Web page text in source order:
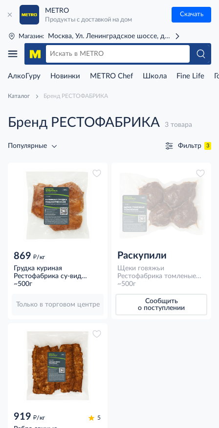
METRO
Продукты с доставкой на дом
Скачать
Магазин: Москва, Ул. Ленинградское шоссе, д. 71Г (м. Речной
АлкоГуру Новинки METRO Chef Школа Fine Life
Каталог Бренд РЕСТОФАБРИКА
Бренд РЕСТОФАБРИКА 3 товара
Популярные Фильтр 3
869 д/кг
Грудка куриная
Рестофабрика су-вид
подкопченная
~500г
Только в торговом центре
Раскупили
Щеки говяжьи
Рестофабрика томленые
су-вид замороженные,
~500г
Сообщить
о поступлении
919 д/кг 5